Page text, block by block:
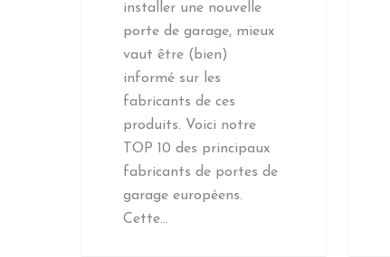
installer une nouvelle
porte de garage, mieux
vaut être (bien)
informé sur les
fabricants de ces
produits. Voici notre
TOP 10 des principaux
fabricants de portes de
garage européens.
Cette…